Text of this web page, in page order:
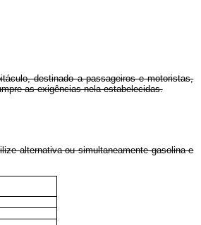
destinado a passageiros e motoristas,
as exigências nela estabelecidas.
alternativa ou simultaneamente gasolina e